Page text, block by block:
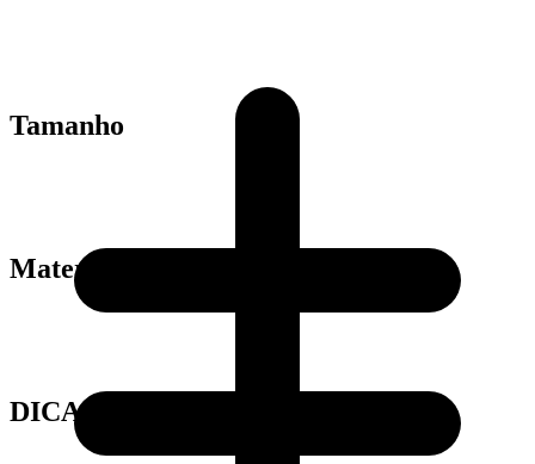
Tamanho
Material
DICAS